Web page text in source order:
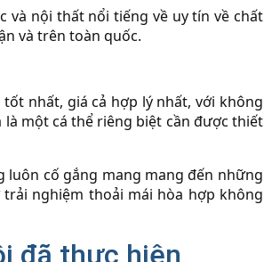
nội thất nổi tiếng về uy tín về chất
và trên toàn quốc.
nhất, giá cả hợp lý nhất, với không
một cá thể riêng biệt cần được thiết
luôn cố gắng mang mang đến những
nghiệm thoải mái hòa hợp không
đã thực hiện